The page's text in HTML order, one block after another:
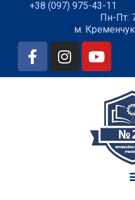
+38 (097) 975-43-11
Пн-Пт:
м.